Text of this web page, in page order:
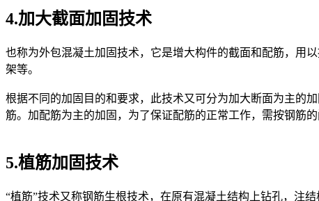
4.加大截面加固技术
也称为外包混凝土加固技术，它是增大构件的截面和配筋，用
架等。
根据不同的加固目的和要求，此技术又可分为加大断面为主的
筋。加配筋为主的加固，为了保证配筋的正常工作，需按钢筋
5.植筋加固技术
“植筋”技术又称钢筋生根技术，在原有混凝土结构上钻孔，注